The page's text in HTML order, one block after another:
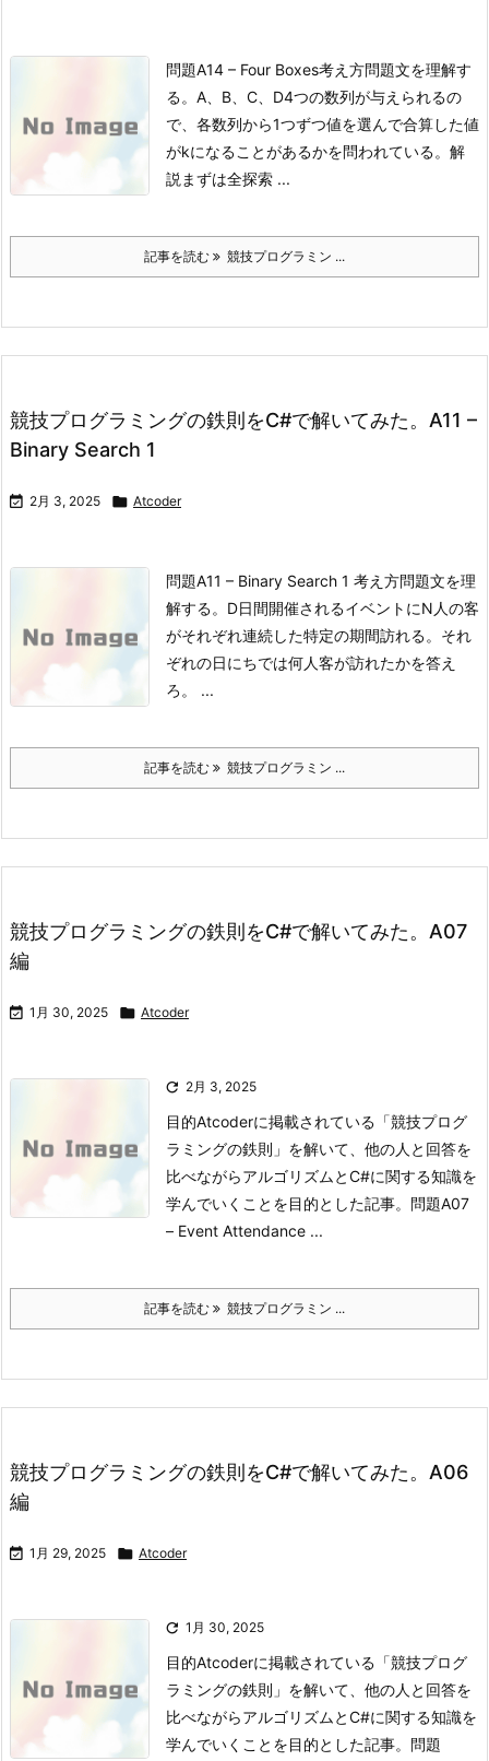
問題A14 – Four Boxes考え方問題文を理解す
る。 A、B、C、D4つの数列が与えられるの
で、各数列から1つずつ値を選んで合算した値
がkになることがあるかを問われている。 解
説 まずは全探索 ...
記事を読む 競技プログラミン ...
競技プログラミングの鉄則をC#で解いてみた。A11 –
Binary Search 1
 2月 3, 2025  Atcoder
問題A11 – Binary Search 1 考え方問題文を理
解する。 D日間開催されるイベントにN人の客
がそれぞれ連続した特定の期間訪れる。 それ
ぞれの日にちでは何人客が訪れたかを答え
ろ。 ...
記事を読む 競技プログラミン ...
競技プログラミングの鉄則をC#で解いてみた。A07
編
 1月 30, 2025  Atcoder
 2月 3, 2025
目的Atcoderに掲載されている「競技プログ
ラミングの鉄則」を解いて、他の人と回答を
比べながらアルゴリズムとC#に関する知識を
学んでいくことを目的とした記事。 問題A07
– Event Attendance ...
記事を読む 競技プログラミン ...
競技プログラミングの鉄則をC#で解いてみた。A06
編
 1月 29, 2025  Atcoder
 1月 30, 2025
目的Atcoderに掲載されている「競技プログ
ラミングの鉄則」を解いて、他の人と回答を
比べながらアルゴリズムとC#に関する知識を
学んでいくことを目的とした記事。 問題